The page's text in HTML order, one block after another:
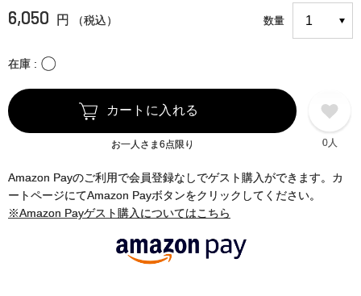
6,050 円 （税込） 数量
在庫 〇
カートに入れる
お一人さま6点限り 0人
Amazon Payのご利用で会員登録なしでゲスト購入ができます。カ
ートページにてAmazon Payボタンをクリックしてください。
※Amazon Payゲスト購入についてはこちら